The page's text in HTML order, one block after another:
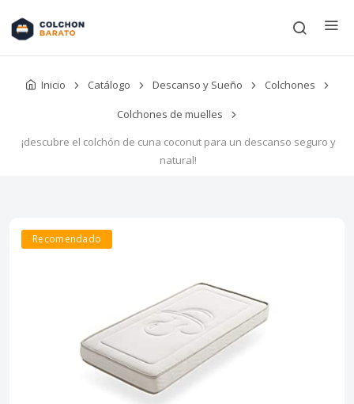
Inicio Catálogo Descanso y Sueño Colchones
Colchones de muelles
¡descubre el colchón de cuna coconut para un descanso seguro y
natural!
Recomendado